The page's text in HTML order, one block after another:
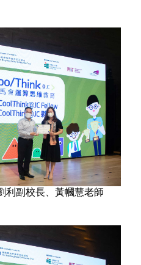
利副校長、黃幗慧老師